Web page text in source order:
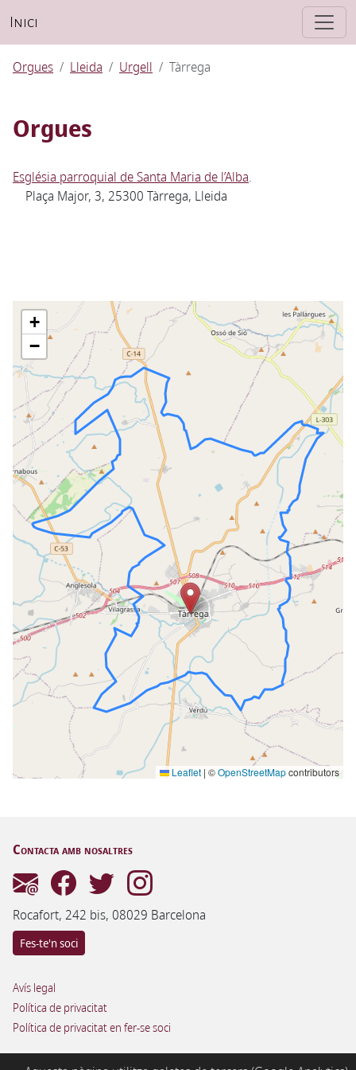
Inici
Orgues Lleida Urgell Tàrrega
Orgues
Església parroquial de Santa Maria de l’Alba.
Plaça Major, 3, 25300 Tàrrega, Lleida
+
−
Leaflet | ©OpenStreetMapcontributors
Contacta amb nosaltres
Rocafort, 242 bis, 08029 Barcelona
Fes-te'n soci
Avís legal
Política de privacitat
Política de privacitat en fer-se soci